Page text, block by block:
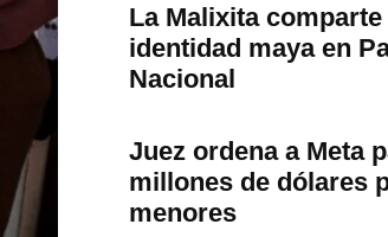
La Malixita
identidad maya en
Nacional
Juez ordena a Meta
millones de dólares
menores